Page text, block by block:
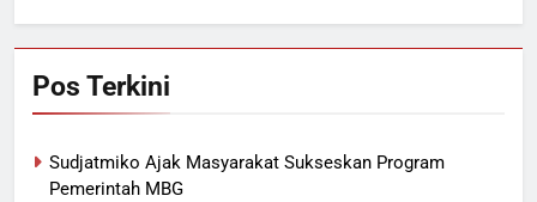
Pos Terkini
Sudjatmiko Ajak Masyarakat Sukseskan Program
Pemerintah MBG